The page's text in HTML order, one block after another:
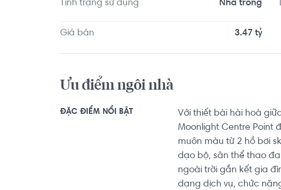
5.6km, VSP Boxing Gym khoảng 9.4km. Tọa lạc tại
Tình trạng sử dụng Nhà trống
Giá bán 3.47 tỷ
Ưu điểm ngôi nhà
ĐẶC ĐIỂM NỔI BẬT
Với thiết bài hài hoà
Moonlight Centre Point
muôn màu từ 2 hồ bơi
dạo bộ, sân thể thao
ngoài trời gắn kết gia
dạng dịch vụ, chức